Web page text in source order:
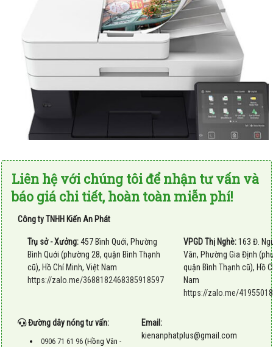
Liên hệ với chúng tôi để nhận tư vấn và
báo giá chi tiết, hoàn toàn miễn phí!
Công ty TNHH Kiến An Phát
Trụ sở - Xưởng:457 Bình Quới, Phường
Bình Quới (phường 28, quận Bình Thạnh
cũ), Hồ Chí Minh, Việt Nam
https://zalo.me/3688182468385918597
VPGD Thị Nghè:163 Đ.
Vân, Phường Gia Định
quận Bình Thạnh cũ), Hồ
Nam
https://zalo.me/
Đường dây nóng tư vấn:
0906 71 61 96 (Hồng Vân -
Email:
kienanphatplus@gmail.com